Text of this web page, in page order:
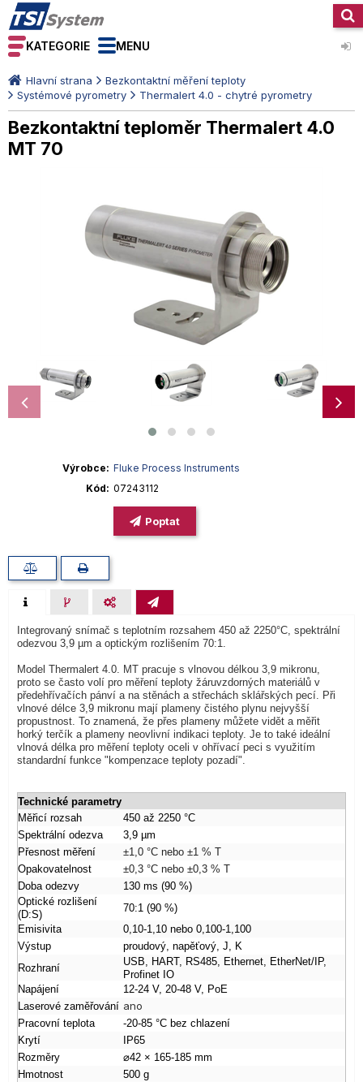
KATEGORIE MENU
Hlavní strana
Bezkontaktní měření teploty
Systémové pyrometry
Thermalert 4.0 - chytré pyrometry
Bezkontaktní teploměr Thermalert 4.0
MT 70
Výrobce
Fluke Process Instruments
Kód
07243112
Poptat
Integrovaný snímač s teplotním rozsahem 450 až 2250°C, spektrální
odezvou 3,9 µm a optickým rozlišením 70:1.
Model Thermalert 4.0. MT pracuje s vlnovou délkou 3,9 mikronu,
proto se často volí pro měření teploty žáruvzdorných materiálů v
předehřívačích pánví a na stěnách a střechách sklářských pecí. Při
vlnové délce 3,9 mikronu mají plameny čistého plynu nejvyšší
propustnost. To znamená, že přes plameny můžete vidět a měřit
horký terčík a plameny neovlivní indikaci teploty. Je to také ideální
vlnová délka pro měření teploty oceli v ohřívací peci s využitím
standardní funkce "kompenzace teploty pozadí".
Technické parametry
Měřicí rozsah
450 až 2250 °C
Spektrální odezva
3,9 µm
Přesnost měření
±1,0 °C nebo ±1 % T
Opakovatelnost
±0,3 °C nebo ±0,3 % T
Doba odezvy
130 ms (90 %)
Optické rozlišení
(D:S)
70:1 (90 %)
Emisivita
0,10-1,10 nebo 0,100-1,100
Výstup
proudový, napěťový, J, K
Rozhraní
USB, HART, RS485, Ethernet, EtherNet/IP,
Profinet IO
Napájení
12-24 V, 20-48 V, PoE
Laserové zaměřování ano
Pracovní teplota
-20-85 °C bez chlazení
Krytí
IP65
Rozměry
⌀42 × 165-185 mm
Hmotnost
500 g